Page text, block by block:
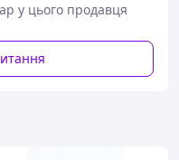
по IBAN;
у цього продавця